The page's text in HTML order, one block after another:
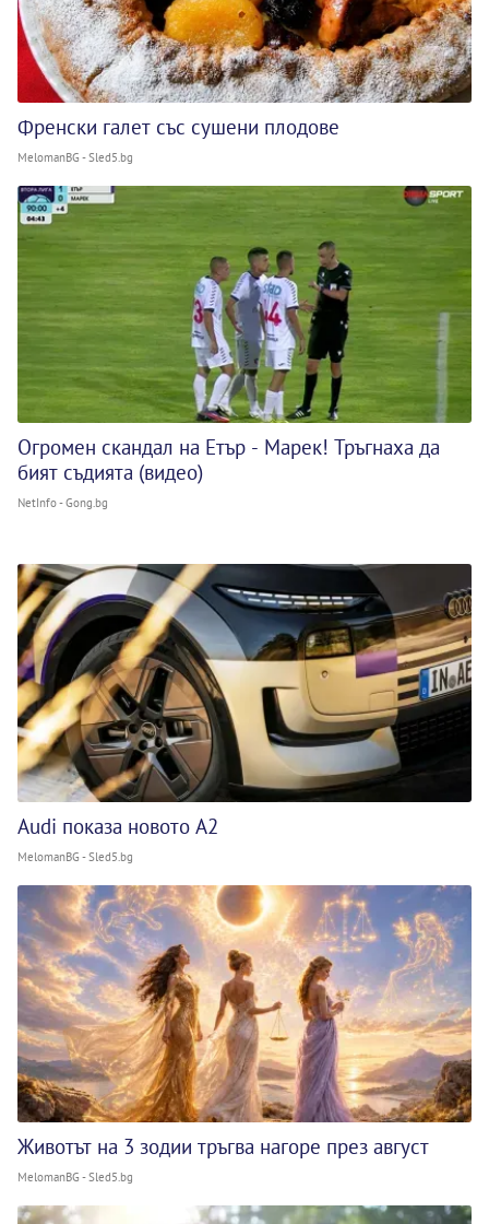
Френски галет със сушени плодове
MelomanBG - Sled5.bg
Огромен скандал на Етър - Марек! Тръгнаха да
бият съдията (видео)
NetInfo - Gong.bg
Audi показа новото A2
MelomanBG - Sled5.bg
Животът на 3 зодии тръгва нагоре през август
MelomanBG - Sled5.bg